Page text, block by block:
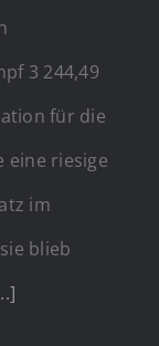
3 244,49
für die
eine riesige
im
blieb